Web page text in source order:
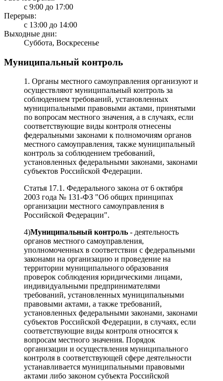
с 9:00 до 17:00
Перерыв:
с 13:00 до 14:00
Выходные дни:
Суббота, Воскресенье
Муниципальный контроль
1. Органы местного самоуправления организуют и
осуществляют муниципальный контроль за
соблюдением требований, установленных
муниципальными правовыми актами, принятыми
по вопросам местного значения, а в случаях, если
соответствующие виды контроля отнесены
федеральными законами к полномочиям органов
местного самоуправления, также муниципальный
контроль за соблюдением требований,
установленных федеральными законами, законами
субъектов Российской Федерации.
Статья 17.1. Федерального закона от 6 октября
2003 года № 131-ФЗ "Об общих принципах
организации местного самоуправления в
Российской Федерации".
4)Муниципальный контроль - деятельность
органов местного самоуправления,
уполномоченных в соответствии с федеральными
законами на организацию и проведение на
территории муниципального образования
проверок соблюдения юридическими лицами,
индивидуальными предпринимателями
требований, установленных муниципальными
правовыми актами, а также требований,
установленных федеральными законами, законами
субъектов Российской Федерации, в случаях, если
соответствующие виды контроля относятся к
вопросам местного значения. Порядок
организации и осуществления муниципального
контроля в соответствующей сфере деятельности
устанавливается муниципальными правовыми
актами либо законом субъекта Российской